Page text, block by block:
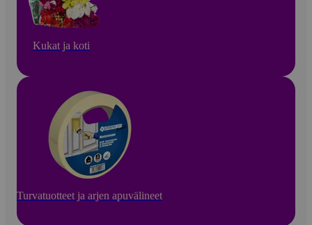
Kukat ja koti
Turvatuotteet ja arjen apuvälineet